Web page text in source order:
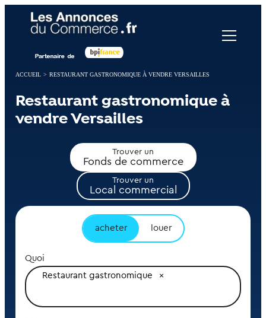
ACCUEIL > RESTAURANT GASTRONOMIQUE À VENDRE VERSAILLES
Restaurant gastronomique à
vendre Versailles
Trouver un
Fonds de commerce
Trouver un
Local commercial
acheter louer
Quoi
Restaurant gastronomique
Panneau de gestion des cookies